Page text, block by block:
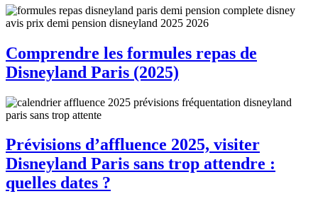
Comprendre les formules repas de
Disneyland Paris (2025)
Prévisions d’affluence 2025, visiter
Disneyland Paris sans trop attendre :
quelles dates ?